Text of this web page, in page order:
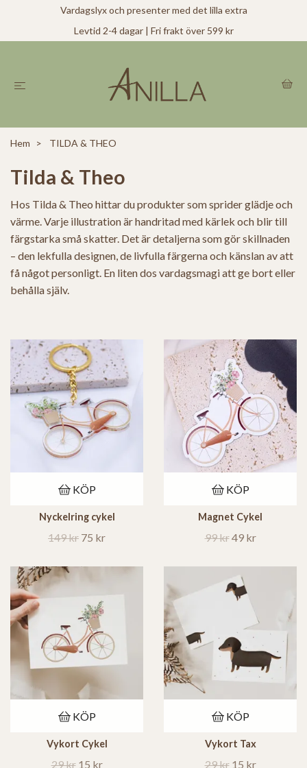
Vardagslyx och presenter med det lilla extra
Levtid 2-4 dagar | Fri frakt över 599 kr
Hem TILDA & THEO
Tilda & Theo
Hos Tilda & Theo hittar du produkter som sprider glädje och
värme. Varje illustration är handritad med kärlek och blir till
färgstarka små skatter. Det är detaljerna som gör skillnaden
– den lekfulla designen, de livfulla färgerna och känslan av att
få något personligt. En liten dos vardagsmagi att ge bort eller
behålla själv.
KÖP
Nyckelring cykel
149 kr 75 kr
KÖP
Magnet Cykel
99 kr49 kr
KÖP
Vykort Cykel
29 kr 15 kr
KÖP
Vykort Tax
29 kr 15 kr